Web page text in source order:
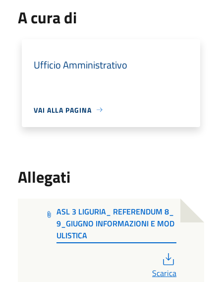
A cura di
Ufficio Amministrativo
VAI ALLA PAGINA
Allegati
ASL 3 LIGURIA_ REFERENDUM 8_
9_GIUGNO INFORMAZIONI E MOD
ULISTICA
Scarica